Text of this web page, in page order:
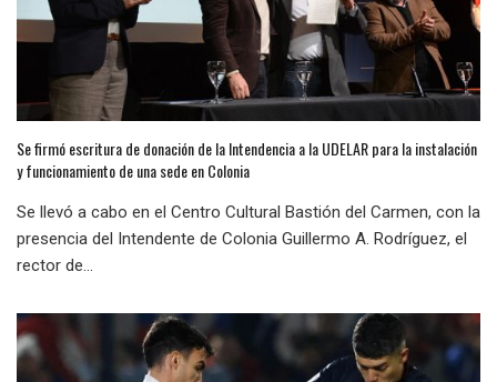
Se firmó escritura de donación de la Intendencia a la UDELAR para la instalación
y funcionamiento de una sede en Colonia
Se llevó a cabo en el Centro Cultural Bastión del Carmen, con la
presencia del Intendente de Colonia Guillermo A. Rodríguez, el
rector de...